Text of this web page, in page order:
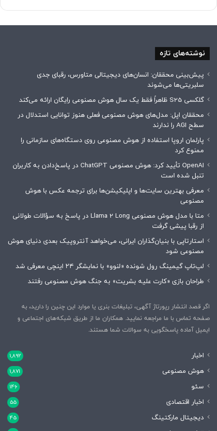
نوشته‌های تازه
پیش‌بینی محققان: انسان‌های دیجیتالی متاورس، رقبای جدی
سلبریتی‌ها می‌شوند
گلکسی S25 ظاهراً فقط یک سال هوش مصنوعی رایگان ارائه می‌کند
محققان اپل: مدل‌های هوش مصنوعی فعلی هنوز توانایی استدلال در
سطح AGI را ندارند
پارلمان اروپا استفاده از هوش مصنوعی روی دستگاه‌های سازمانی را
ممنوع کرد
OpenAI تأیید کرد: هوش مصنوعی ChatGPT در پاسخ‌دادن به کاربران
تنبل شده است
معرفی بهترین سایت‌ها و اپلیکیشن‌ها برای ترجمه عکس با هوش
مصنوعی
متا با مدل هوش مصنوعی Llama 2 Long در پاسخ به سؤالات طولانی
از رقبا پیشی گرفت
استارتاپی با بنیان‌گذاران ایرانی، می‌خواهد آنتروپیک بعدی دنیای هوش
مصنوعی شود
لپ‌تاپ گیمینگ رول شونده «لنوو» با نمایشگر ۲۴ اینچی معرفی شد
طراحان بازی «کارت علیه بشریت» به جنگ هوش مصنوعی رفتند
اگر قصد انتشار رپورتاژ آگهی، تبلیغات بنری یا موارد این چنین را دارید، به
صفحه تماس با ما مراجعه نمایید. همکاران ما از طریق شبکه‌های اجتماعی و
ایمیل آماده پاسخگویی به سوالات شما هستند.
اخبار 1,892
هوش مصنوعی 1,871
سئو 146
اخبار اقتصادی 55
دیجیتال مارکتینگ 45